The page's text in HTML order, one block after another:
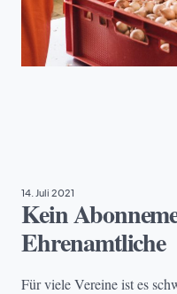
14. Juli 2021
Kein
Ehrenamtliche
Für viele Vereine ist es